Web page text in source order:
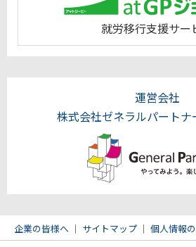
就労移行支援サー
運営会社
株式会社ゼネラルパートナ
企業の皆様へ ｜ サイトマップ ｜ 個人情報